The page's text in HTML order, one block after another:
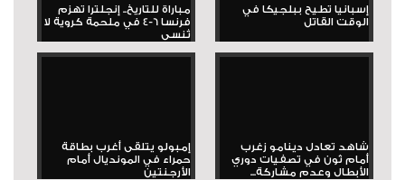
إسبانيا تطيح ببلجيكا في
الوقت القاتل
مباراة للتاريخ.. إنجلترا تهزم
فرنسا 6-4 في ملحمة كروية لا
تُنسى
شاهد تعادل دينامو زغرب
أمام ثون في تصفيات دوري
الأبطال وعدم مشاركة...
إمبولو يتلقى أغرب بطاقة
حمراء في المونديال أمام
الأرجنتين